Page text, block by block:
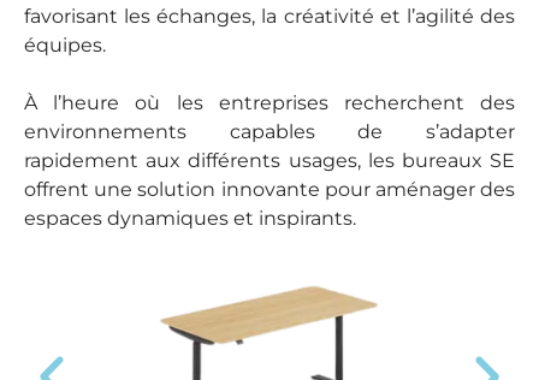
favorisant les échanges, la créativité et l’agilité des
équipes.
À l’heure où les entreprises recherchent des
environnements capables de s’adapter
rapidement aux différents usages, les bureaux SE
offrent une solution innovante pour aménager des
espaces dynamiques et inspirants.